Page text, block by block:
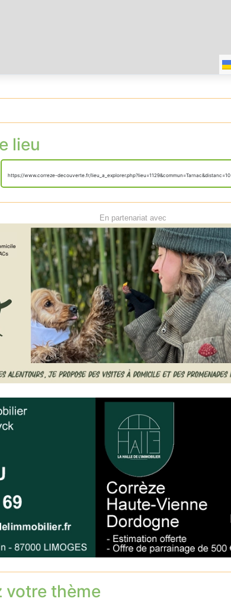
lieu
https://www.correze-decouverte.fr/lieu_a_explorer.php?lieu=1129&commun=Tarnac&distanc=10
En partenariat avec
votre thème